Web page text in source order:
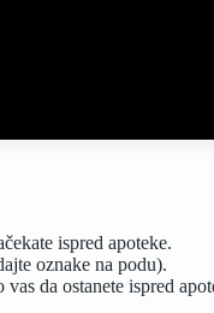
ispred apoteke.
oznake na podu).
da ostanete ispred